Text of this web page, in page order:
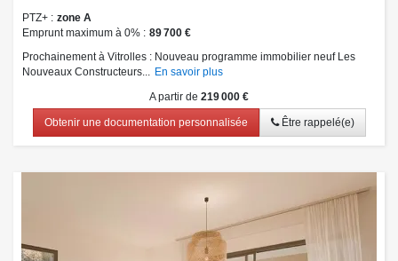
PTZ+
zone A
Emprunt maximum à 0%
89 700 €
Prochainement à Vitrolles : Nouveau programme immobilier neuf Les
Nouveaux Constructeurs... En savoir plus
A partir de 219 000 €
Obtenir une documentation personnalisée Être rappelé(e)